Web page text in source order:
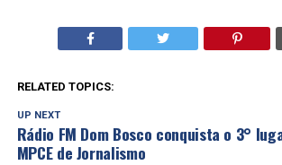
RELATED TOPICS:
UP NEXT
Rádio FM Dom Bosco conquista o 3°
MPCE de Jornalismo